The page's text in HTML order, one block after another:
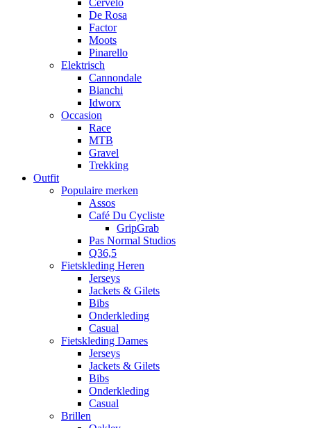
Cervelo
De Rosa
Factor
Moots
Pinarello
Elektrisch
Cannondale
Bianchi
Idworx
Occasion
Race
MTB
Gravel
Trekking
Outfit
Populaire merken
Assos
Café Du Cycliste
GripGrab
Pas Normal Studios
Q36,5
Fietskleding Heren
Jerseys
Jackets & Gilets
Bibs
Onderkleding
Casual
Fietskleding Dames
Jerseys
Jackets & Gilets
Bibs
Onderkleding
Casual
Brillen